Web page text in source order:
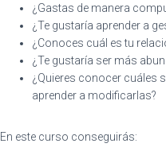
¿Gastas de manera
¿Te gustaría aprender a
¿Conoces cuál es tu
¿Te gustaría ser más
¿Quieres conocer cuáles
aprender a modificarlas?
En este curso conseguirás: